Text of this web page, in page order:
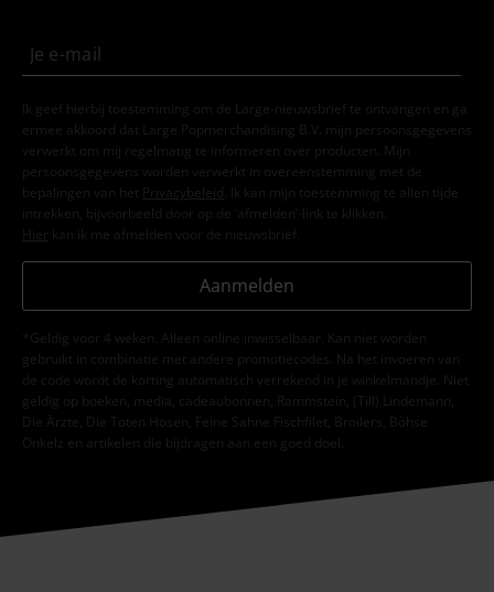
Ik geef hierbij toestemming om de Large-nieuwsbrief te ontvangen en ga
ermee akkoord dat Large Popmerchandising B.V. mijn persoonsgegevens
verwerkt om mij regelmatig te informeren over producten. Mijn
persoonsgegevens worden verwerkt in overeenstemming met de
bepalingen van het
Privacybeleid . Ik kan mijn toestemming te allen tijde
intrekken, bijvoorbeeld door op de ‘afmelden’-link te klikken.
Hier kan ik me afmelden voor de nieuwsbrief.
Aanmelden
*Geldig voor 4 weken. Alleen online inwisselbaar. Kan niet worden
gebruikt in combinatie met andere promotiecodes. Na het invoeren van
de code wordt de korting automatisch verrekend in je winkelmandje. Niet
geldig op boeken, media, cadeaubonnen, Rammstein, (Till) Lindemann,
Die Ärzte, Die Toten Hosen, Feine Sahne Fischfilet, Broilers, Böhse
Onkelz en artikelen die bijdragen aan een goed doel.